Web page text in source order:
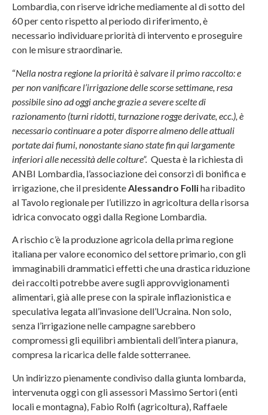
Lombardia, con riserve idriche mediamente al di sotto del
60 per cento rispetto al periodo di riferimento, è
necessario individuare priorità di intervento e proseguire
con le misure straordinarie.
“Nella nostra regione la priorità è salvare il primo raccolto: e
per non vanificare l’irrigazione delle scorse settimane, resa
possibile sino ad oggi anche grazie a severe scelte di
razionamento (turni ridotti, turnazione rogge derivate, ecc.), è
necessario continuare a poter disporre almeno delle attuali
portate dai fiumi, nonostante siano state fin qui largamente
inferiori alle necessità delle colture”. Questa è la richiesta di
ANBI Lombardia, l’associazione dei consorzi di bonifica e
irrigazione, che il presidente Alessandro Folliha ribadito
al Tavolo regionale per l’utilizzo in agricoltura della risorsa
idrica convocato oggi dalla Regione Lombardia.
A rischio c’è la produzione agricola della prima regione
italiana per valore economico del settore primario, con gli
immaginabili drammatici effetti che una drastica riduzione
dei raccolti potrebbe avere sugli approvvigionamenti
alimentari, già alle prese con la spirale inflazionistica e
speculativa legata all’invasione dell’Ucraina. Non solo,
senza l’irrigazione nelle campagne sarebbero
compromessi gli equilibri ambientali dell’intera pianura,
compresa la ricarica delle falde sotterranee.
Un indirizzo pienamente condiviso dalla giunta lombarda,
intervenuta oggi con gli assessori Massimo Sertori (enti
locali e montagna), Fabio Rolfi (agricoltura), Raffaele